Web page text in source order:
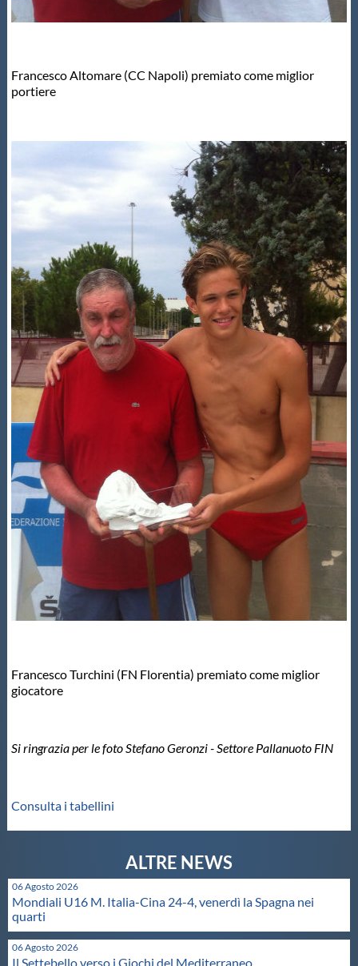
Francesco Altomare (CC Napoli) premiato come miglior
portiere
Francesco Turchini (FN Florentia) premiato come miglior
giocatore
Si ringrazia per le foto Stefano Geronzi - Settore Pallanuoto FIN
Consulta i tabellini
06 Agosto 2026
Mondiali U16 M. Italia-Cina 24-4, venerdì la Spagna nei
quarti
06 Agosto 2026
Il Settebello verso i Giochi del Mediterraneo